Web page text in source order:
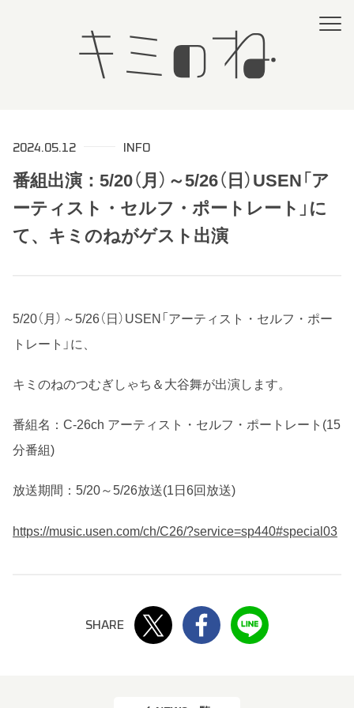
MUSIC Tsumugi’s STORY
2024.05.12 INFO
番組出演：5/20（月）～5/26（日）USEN「ア
ーティスト・セルフ・ポートレート」に
て、キミのねがゲスト出演
5/20（月）～5/26（日）USEN「アーティスト・ セルフ・ポー
トレート」に、
キミのねのつむぎしゃち＆ 大谷舞が出演します。
番組名：C-26ch アーティスト・セルフ・ポートレート(15
分番組)
放送期間：5/20～5/26放送(1日6回放送)
https://music.usen.com/ch/C26/?service=sp440#special03
Twitter Facebook